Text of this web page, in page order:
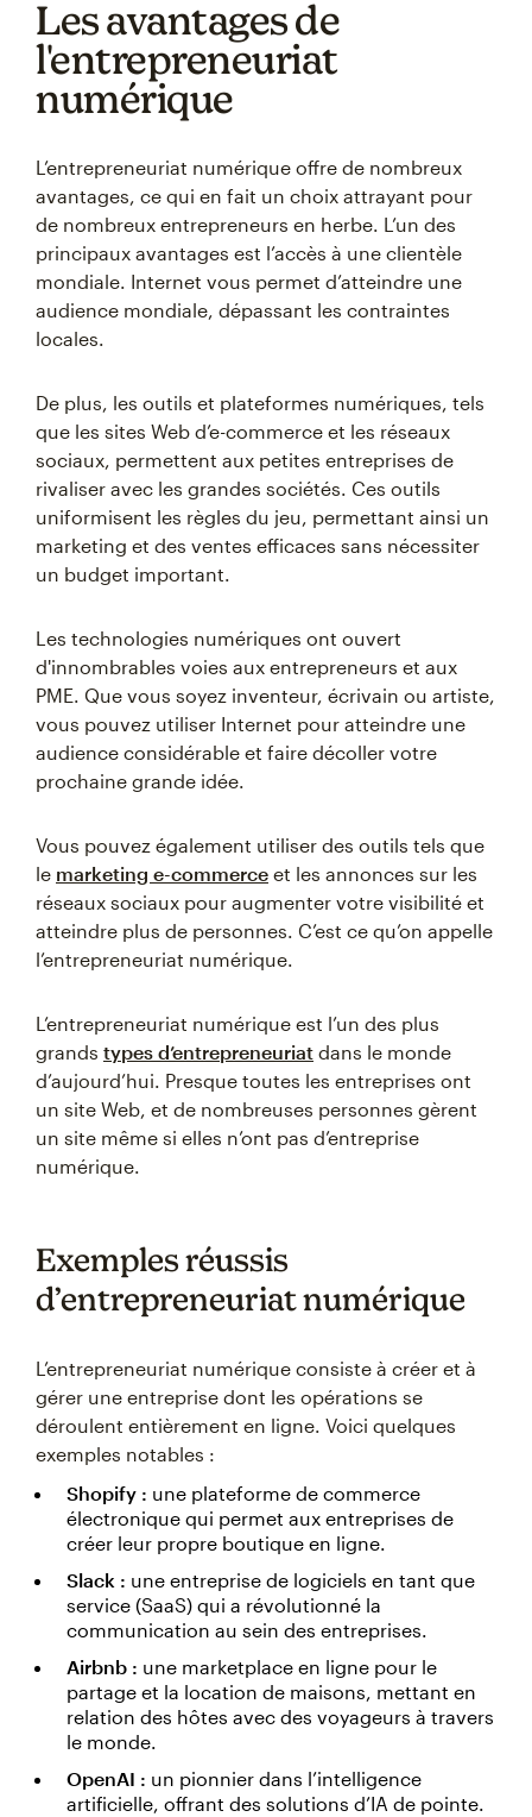
Les avantages de
l'entrepreneuriat
numérique
L’entrepreneuriat numérique offre de nombreux
avantages, ce qui en fait un choix attrayant pour
de nombreux entrepreneurs en herbe. L’un des
principaux avantages est l’accès à une clientèle
mondiale. Internet vous permet d’atteindre une
audience mondiale, dépassant les contraintes
locales.
De plus, les outils et plateformes numériques, tels
que les sites Web d’e-commerce et les réseaux
sociaux, permettent aux petites entreprises de
rivaliser avec les grandes sociétés. Ces outils
uniformisent les règles du jeu, permettant ainsi un
marketing et des ventes efficaces sans nécessiter
un budget important.
Les technologies numériques ont ouvert
d'innombrables voies aux entrepreneurs et aux
PME. Que vous soyez inventeur, écrivain ou artiste,
vous pouvez utiliser Internet pour atteindre une
audience considérable et faire décoller votre
prochaine grande idée.
Vous pouvez également utiliser des outils tels que
le marketing e-commerce et les annonces sur les
réseaux sociaux pour augmenter votre visibilité et
atteindre plus de personnes. C’est ce qu’on appelle
l’entrepreneuriat numérique.
L’entrepreneuriat numérique est l’un des plus
grands types d’entrepreneuriat dans le monde
d’aujourd’hui. Presque toutes les entreprises ont
un site Web, et de nombreuses personnes gèrent
un site même si elles n’ont pas d’entreprise
numérique.
Exemples réussis
d’entrepreneuriat numérique
L’entrepreneuriat numérique consiste à créer et à
gérer une entreprise dont les opérations se
déroulent entièrement en ligne. Voici quelques
exemples notables :
Shopify : une plateforme de commerce
électronique qui permet aux entreprises de
créer leur propre boutique en ligne.
Slack : une entreprise de logiciels en tant que
service (SaaS) qui a révolutionné la
communication au sein des entreprises.
Airbnb : une marketplace en ligne pour le
partage et la location de maisons, mettant en
relation des hôtes avec des voyageurs à travers
le monde.
OpenAI : un pionnier dans l’intelligence
artificielle, offrant des solutions d’IA de pointe.